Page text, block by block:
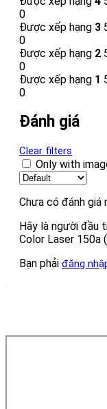
0
Được xếp hạng 3
0
Được xếp hạng 2
0
Được xếp hạng 1
0
Đánh giá
Clear filters
Only with
Chưa có đánh giá
Hãy là người đầu
Color Laser 150a
Bạn phải đăng